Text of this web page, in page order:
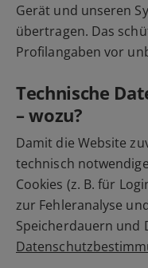
Gerät und unseren
übertragen. Das
Profilangaben vor
Technische
– wozu?
Damit die Website
technisch
Cookies (z. B. für
zur Fehleranalyse
Speicherdauern und